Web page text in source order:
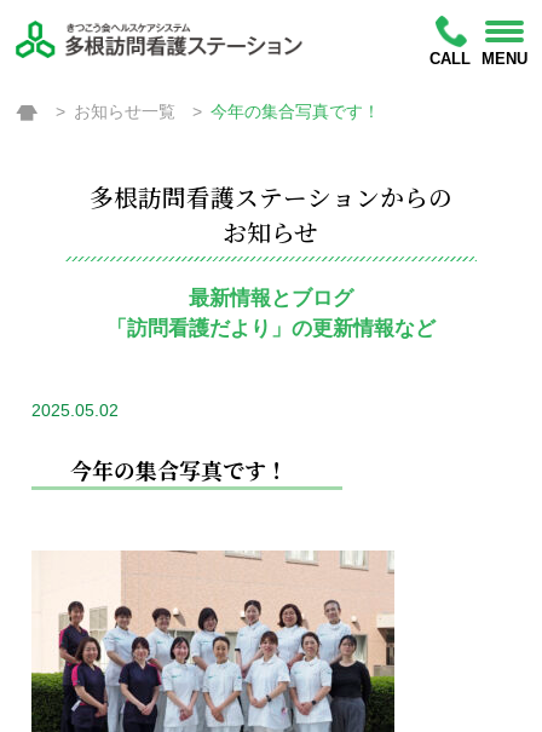
CALL MENU
お知らせ一覧 今年の集合写真です！
多根訪問看護ステーションからの
お知らせ
最新情報とブログ
「訪問看護だより」の更新情報など
2025.05.02
今年の集合写真です！